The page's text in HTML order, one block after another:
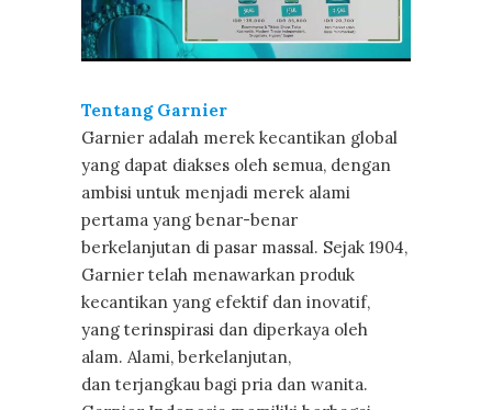
Tentang Garnier
Garnier adalah merek kecantikan global
yang dapat diakses oleh semua, dengan
ambisi untuk menjadi merek alami
pertama yang benar-benar
berkelanjutan di pasar massal. Sejak 1904,
Garnier telah menawarkan produk
kecantikan yang efektif dan inovatif,
yang terinspirasi dan diperkaya oleh
alam. Alami, berkelanjutan,
dan terjangkau bagi pria dan wanita.